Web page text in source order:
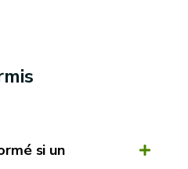
si un